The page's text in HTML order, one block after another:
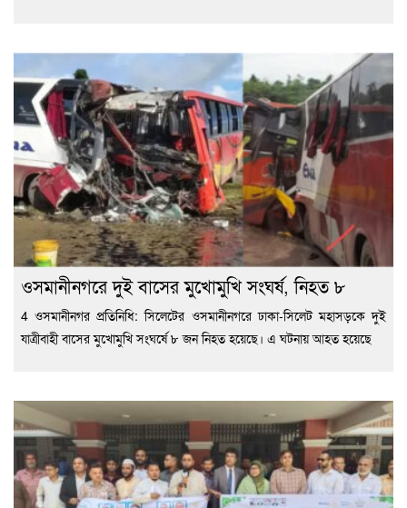
ওসমানীনগরে দুই বাসের মুখোমুখি সংঘর্ষ, নিহত ৮
4 ওসমানীনগর প্রতিনিধি: সিলেটের ওসমানীনগরে ঢাকা-সিলেট মহাসড়কে দুই
যাত্রীবাহী বাসের মুখোমুখি সংঘর্ষে ৮ জন নিহত হয়েছে। এ ঘটনায় আহত হয়েছে